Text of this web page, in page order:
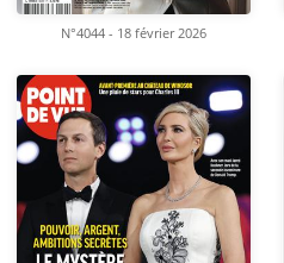
N°4044 - 18 février 2026